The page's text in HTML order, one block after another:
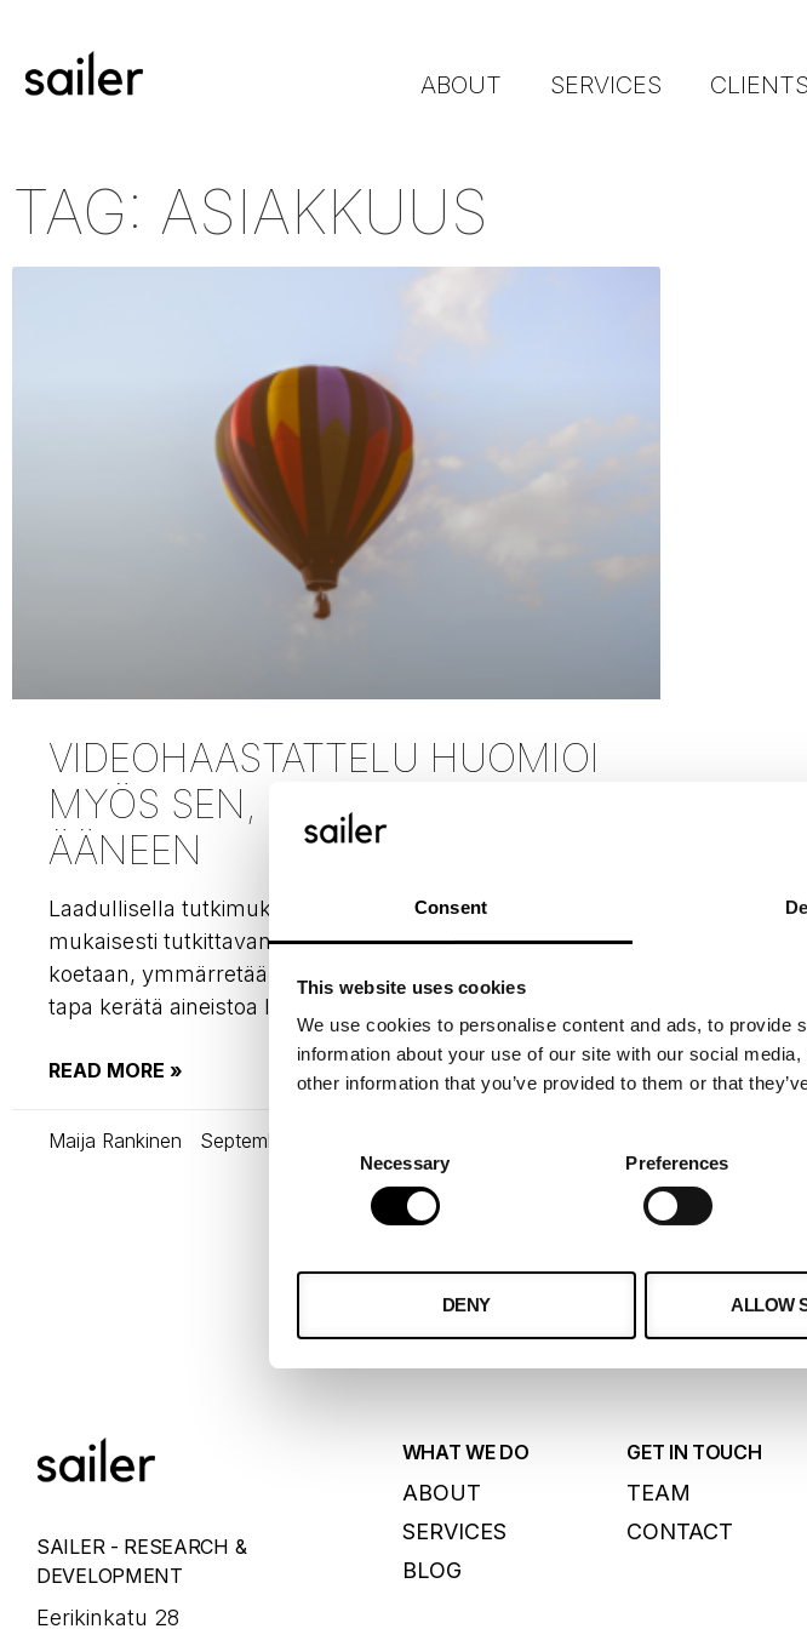
Consent
This website uses cookies
We use cookies to personalise content and ads, to
information about your use of our site with our social
other information that you’ve provided to them or that
Consent
Necessary Preferences
DENY ALLOW
ABOUT SERVICES CLIENTS
TAG: ASIAKKUUS
VIDEOHAASTATTELU HUOMIOI
MYÖS SEN, MITÄ EI SANOTA
ÄÄNEEN
Laadullisella tutkimuksella yritetään ymmärtää sanansa
mukaisesti tutkittavan kohteen laatua – miten jokin ilmiö
koetaan, ymmärretään ja mitä merkityksiä se saa. Yksi
tapa kerätä aineistoa laadullisessa
READ MORE »
Maija Rankinen September 29, 2022
SAILER - RESEARCH &
DEVELOPMENT
Eerikinkatu 28
WHAT WE DO
ABOUT
SERVICES
BLOG
GET IN TOUCH
TEAM
CONTACT